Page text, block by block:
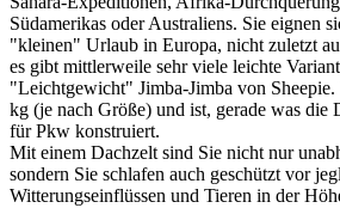
Südamerikas oder Australiens. Sie eignen
"kleinen" Urlaub in Europa, nicht zuletzt
es gibt mittlerweile sehr viele leichte
"Leichtgewicht" Jimba-Jimba von
kg (je nach Größe) und ist, gerade was die
für Pkw konstruiert.
Mit einem Dachzelt sind Sie nicht nur
sondern Sie schlafen auch geschützt vor
Witterungseinflüssen und Tieren in der